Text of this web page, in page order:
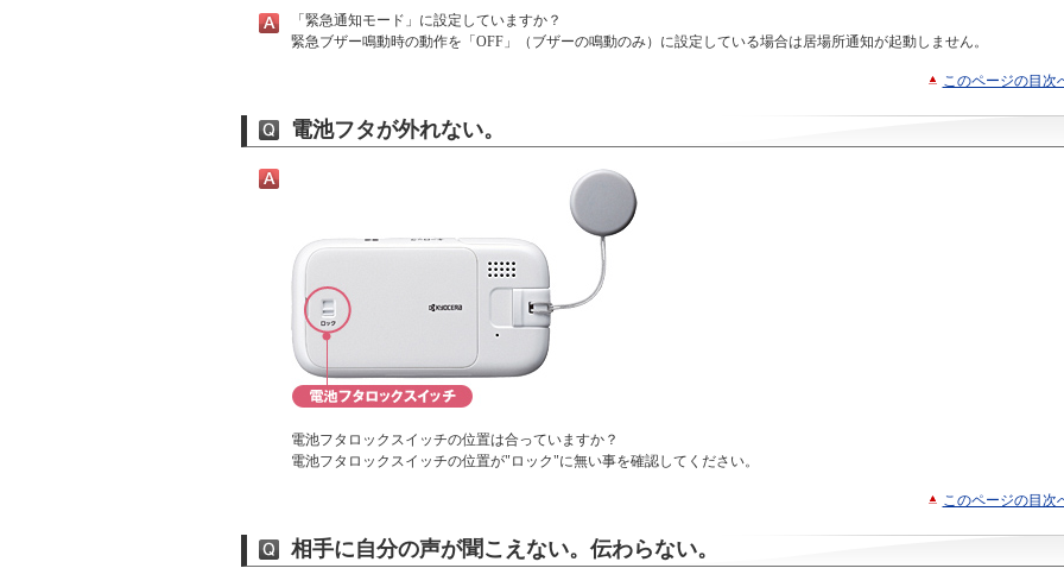
「緊急通知モード」に設定していますか？
緊急ブザー鳴動時の動作を「OFF」（ブザーの鳴動のみ）に設定している場合は居場所通知が起動しません。
このページの目次
電池フタが外れない。
電池フタロックスイッチの位置は合っていますか？
電池フタロックスイッチの位置が"ロック"に無い事を確認してください。
このページの目次
相手に自分の声が聞こえない。伝わらない。